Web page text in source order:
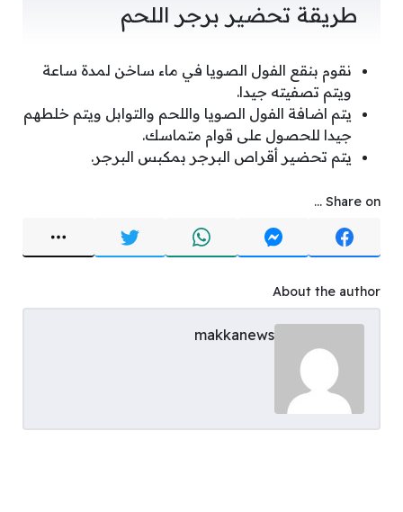
طريقة تحضير برجر اللحم
نقوم بنقع الفول الصويا في ماء ساخن لمدة ساعة
ويتم تصفيته جيدا.
يتم اضافة الفول الصويا واللحم والتوابل ويتم خلطهم
جيدا للحصول على قوام متماسك.
يتم تحضير أقراص البرجر بمكبس البرجر.
Share on ...
About the author
makkanews